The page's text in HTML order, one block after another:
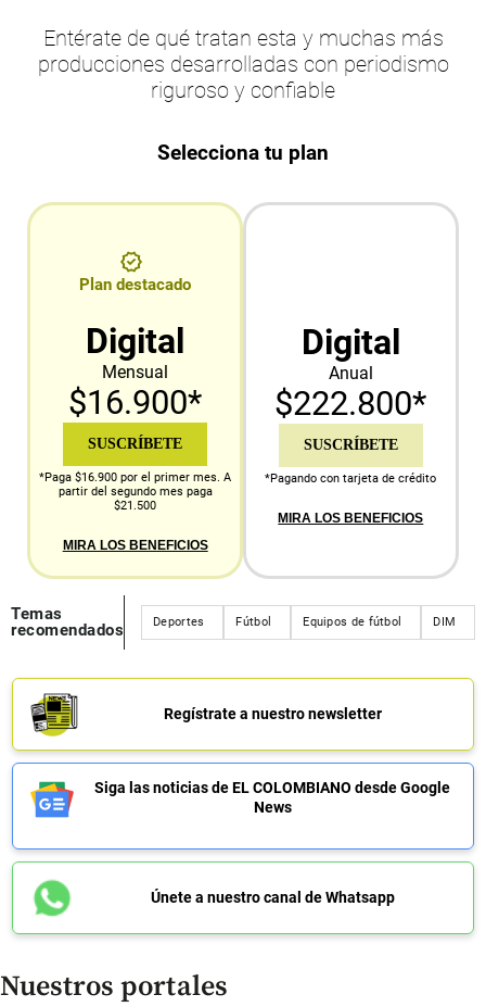
Entérate de qué tratan esta y muchas más
producciones desarrolladas con periodismo
riguroso y confiable
Selecciona tu plan
Plan destacado
Digital
Mensual
$16.900*
SUSCRÍBETE
*Paga $16.900 por el primer mes. A
partir del segundo mes paga
$21.500
MIRA LOS BENEFICIOS
Digital
Anual
$222.800*
SUSCRÍBETE
*Pagando con tarjeta de crédito
MIRA LOS BENEFICIOS
Temas
recomendados
Deportes Fútbol Equipos de fútbol DIM
Regístrate a nuestro newsletter
Siga las noticias de EL COLOMBIANO desde Google
News
Únete a nuestro canal de Whatsapp
Nuestros portales